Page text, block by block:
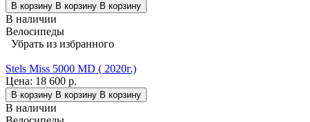
В корзину В корзину В корзину
В наличии
Велосипеды
Убрать из избранного
Stels Miss 5000 MD ( 2020г.)
Цена: 18 600 р.
В корзину В корзину В корзину
В наличии